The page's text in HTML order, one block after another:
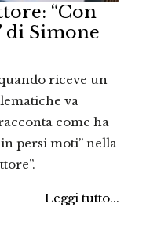
“Con
di Simone
riceve un
va
come ha
persi moti” nella
Leggi tutto...